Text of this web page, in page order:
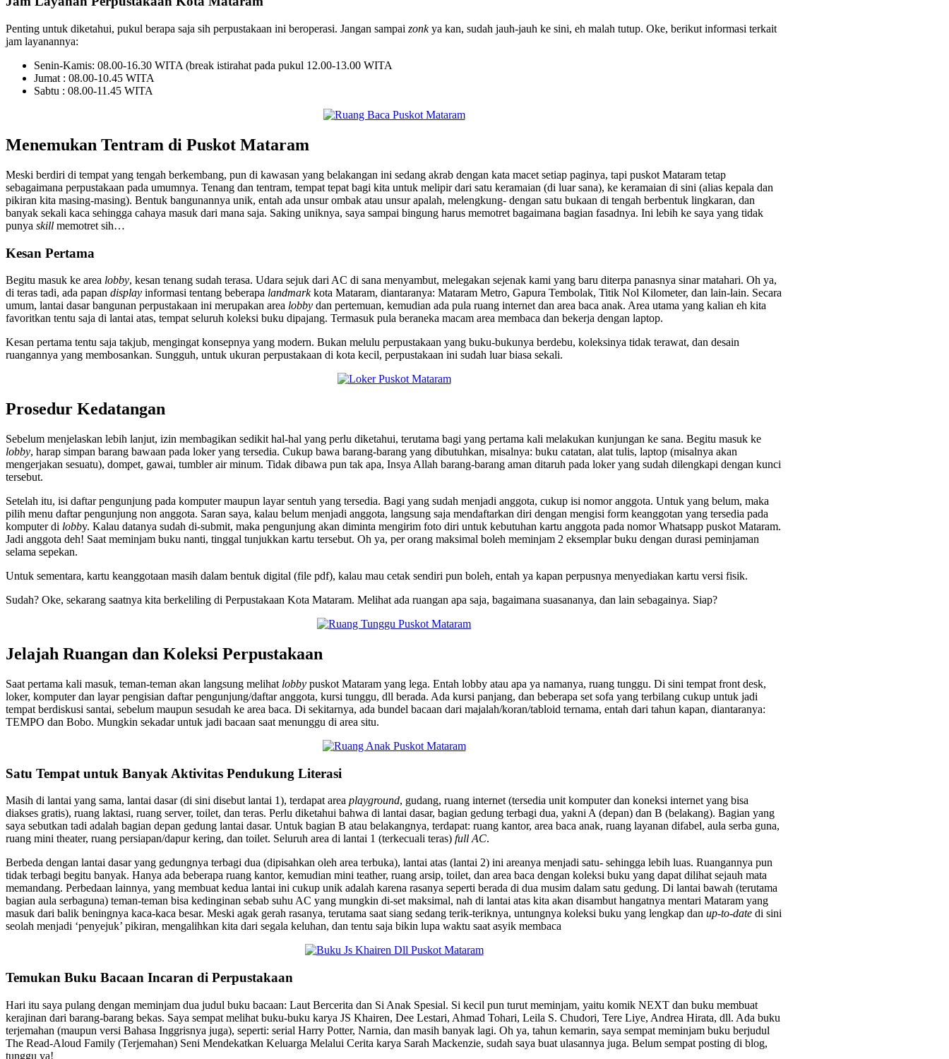
Penting untuk diketahui, pukul berapa saja sih perpustakaan ini beroperasi. Jangan sampai zonkya kan, sudah jauh-jauh ke sini, eh malah tutup. Oke, berikut informasi terkait
jam layanannya:
Senin-Kamis: 08.00-16.30 WITA (break istirahat pada pukul 12.00-13.00 WITA
Jumat : 08.00-10.45 WITA
Sabtu : 08.00-11.45 WITA
Menemukan Tentram di Puskot Mataram
Meski berdiri di tempat yang tengah berkembang, pun di kawasan yang belakangan ini sedang akrab dengan kata macet setiap paginya, tapi puskot Mataram tetap
sebagaimana perpustakaan pada umumnya. Tenang dan tentram, tempat tepat bagi kita untuk melipir dari satu keramaian (di luar sana), ke keramaian di sini (alias kepala dan
pikiran kita masing-masing). Bentuk bangunannya unik, entah ada unsur ombak atau unsur apalah, melengkung- dengan satu bukaan di tengah berbentuk lingkaran, dan
banyak sekali kaca sehingga cahaya masuk dari mana saja. Saking uniknya, saya sampai bingung harus memotret bagaimana bagian fasadnya. Ini lebih ke saya yang tidak
punya skill memotret sih…
Kesan Pertama
Begitu masuk ke area lobby, kesan tenang sudah terasa. Udara sejuk dari AC di sana menyambut, melegakan sejenak kami yang baru diterpa panasnya sinar matahari. Oh ya,
di teras tadi, ada papan display informasi tentang beberapa landmarkkota Mataram, diantaranya: Mataram Metro, Gapura Tembolak, Titik Nol Kilometer, dan lain-lain. Secara
umum, lantai dasar bangunan perpustakaan ini merupakan area lobby dan pertemuan, kemudian ada pula ruang internet dan area baca anak. Area utama yang kalian eh kita
favoritkan tentu saja di lantai atas, tempat seluruh koleksi buku dipajang. Termasuk pula beraneka macam area membaca dan bekerja dengan laptop.
Kesan pertama tentu saja takjub, mengingat konsepnya yang modern. Bukan melulu perpustakaan yang buku-bukunya berdebu, koleksinya tidak terawat, dan desain
ruangannya yang membosankan. Sungguh, untuk ukuran perpustakaan di kota kecil, perpustakaan ini sudah luar biasa sekali.
Prosedur Kedatangan
Sebelum menjelaskan lebih lanjut, izin membagikan sedikit hal-hal yang perlu diketahui, terutama bagi yang pertama kali melakukan kunjungan ke sana. Begitu masuk ke
lobby, harap simpan barang bawaan pada loker yang tersedia. Cukup bawa barang-barang yang dibutuhkan, misalnya: buku catatan, alat tulis, laptop (misalnya akan
mengerjakan sesuatu), dompet, gawai, tumbler air minum. Tidak dibawa pun tak apa, Insya Allah barang-barang aman ditaruh pada loker yang sudah dilengkapi dengan kunci
tersebut.
Setelah itu, isi daftar pengunjung pada komputer maupun layar sentuh yang tersedia. Bagi yang sudah menjadi anggota, cukup isi nomor anggota. Untuk yang belum, maka
pilih menu daftar pengunjung non anggota. Saran saya, kalau belum menjadi anggota, langsung saja mendaftarkan diri dengan mengisi form keanggotan yang tersedia pada
komputer di lobby. Kalau datanya sudah di-submit, maka pengunjung akan diminta mengirim foto diri untuk kebutuhan kartu anggota pada nomor Whatsapp puskot Mataram.
Jadi anggota deh! Saat meminjam buku nanti, tinggal tunjukkan kartu tersebut. Oh ya, per orang maksimal boleh meminjam 2 eksemplar buku dengan durasi peminjaman
selama sepekan.
Untuk sementara, kartu keanggotaan masih dalam bentuk digital (file pdf), kalau mau cetak sendiri pun boleh, entah ya kapan perpusnya menyediakan kartu versi fisik.
Sudah? Oke, sekarang saatnya kita berkeliling di Perpustakaan Kota Mataram. Melihat ada ruangan apa saja, bagaimana suasananya, dan lain sebagainya. Siap?
Jelajah Ruangan dan Koleksi Perpustakaan
Saat pertama kali masuk, teman-teman akan langsung melihat lobby puskot Mataram yang lega. Entah lobby atau apa ya namanya, ruang tunggu. Di sini tempat front desk,
loker, komputer dan layar pengisian daftar pengunjung/daftar anggota, kursi tunggu, dll berada. Ada kursi panjang, dan beberapa set sofa yang terbilang cukup untuk jadi
tempat berdiskusi santai, sebelum maupun sesudah ke area baca. Di sekitarnya, ada bundel bacaan dari majalah/koran/tabloid ternama, entah dari tahun kapan, diantaranya:
TEMPO dan Bobo. Mungkin sekadar untuk jadi bacaan saat menunggu di area situ.
Satu Tempat untuk Banyak Aktivitas Pendukung Literasi
Masih di lantai yang sama, lantai dasar (di sini disebut lantai 1), terdapat area playground, gudang, ruang internet (tersedia unit komputer dan koneksi internet yang bisa
diakses gratis), ruang laktasi, ruang server, toilet, dan teras. Perlu diketahui bahwa di lantai dasar, bagian gedung terbagi dua, yakni A (depan) dan B (belakang). Bagian yang
saya sebutkan tadi adalah bagian depan gedung lantai dasar. Untuk bagian B atau belakangnya, terdapat: ruang kantor, area baca anak, ruang layanan difabel, aula serba guna,
ruang mini theater, ruang persiapan/dapur kering, dan toilet. Seluruh area di lantai 1 (terkecuali teras) full AC.
Berbeda dengan lantai dasar yang gedungnya terbagi dua (dipisahkan oleh area terbuka), lantai atas (lantai 2) ini areanya menjadi satu- sehingga lebih luas. Ruangannya pun
tidak terbagi begitu banyak. Hanya ada beberapa ruang kantor, kemudian mini teather, ruang arsip, toilet, dan area baca dengan koleksi buku yang dapat dilihat sejauh mata
memandang. Perbedaan lainnya, yang membuat kedua lantai ini cukup unik adalah karena rasanya seperti berada di dua musim dalam satu gedung. Di lantai bawah (terutama
bagian aula serbaguna) teman-teman bisa kedinginan sebab suhu AC yang mungkin di-set maksimal, nah di lantai atas kita akan disambut hangatnya mentari Mataram yang
masuk dari balik beningnya kaca-kaca besar. Meski agak gerah rasanya, terutama saat siang sedang terik-teriknya, untungnya koleksi buku yang lengkap dan up-to-date di sini
seolah menjadi ‘penyejuk’ pikiran, mengalihkan kita dari segala keluhan, dan tentu saja bikin lupa waktu saat asyik membaca
Temukan Buku Bacaan Incaran di Perpustakaan
Hari itu saya pulang dengan meminjam dua judul buku bacaan: Laut Bercerita dan Si Anak Spesial. Si kecil pun turut meminjam, yaitu komik NEXT dan buku membuat
kerajinan dari barang-barang bekas. Saya sempat melihat buku-buku karya JS Khairen, Dee Lestari, Ahmad Tohari, Leila S. Chudori, Tere Liye, Andrea Hirata, dll. Ada buku
terjemahan (maupun versi Bahasa Inggrisnya juga), seperti: serial Harry Potter, Narnia, dan masih banyak lagi. Oh ya, tahun kemarin, saya sempat meminjam buku berjudul
The Read-Aloud Family (Terjemahan) Seni Mendekatkan Keluarga Melalui Cerita karya Sarah Mackenzie, sudah saya buat ulasannya juga. Belum sempat posting di blog,
tunggu ya!